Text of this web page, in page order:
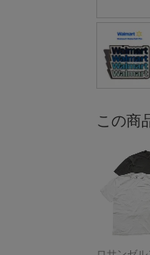
この商